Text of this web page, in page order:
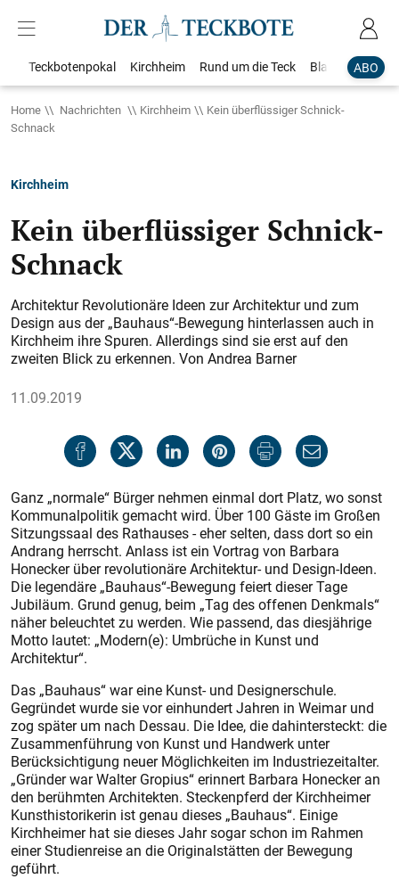
ABO
Teckbotenpokal Kirchheim Rund um die Teck Blaulicht
Home Nachrichten Kirchheim
Kein überflüssiger Schnick-
Schnack
Kirchheim
Kein überflüssiger Schnick-
Schnack
Architektur Revolutionäre Ideen zur Architektur und zum
Design aus der „Bauhaus“-Bewegung hinterlassen auch in
Kirchheim ihre Spuren. Allerdings sind sie erst auf den
zweiten Blick zu erkennen. Von Andrea Barner
11.09.2019
Ganz „normale“ Bürger nehmen einmal dort Platz, wo sonst
Kommunalpolitik gemacht wird. Über 100 Gäste im Großen
Sitzungssaal des Rathauses - eher selten, dass dort so ein
Andrang herrscht. Anlass ist ein Vortrag von Barbara
Honecker über revolutionäre Architektur- und Design-Ideen.
Die legendäre „Bauhaus“-Bewegung feiert dieser Tage
Jubiläum. Grund genug, beim „Tag des offenen Denkmals“
näher beleuchtet zu werden. Wie passend, das diesjährige
Motto lautet: „Modern(e): Umbrüche in Kunst und
Architektur“.
Das „Bauhaus“ war eine Kunst- und Designerschule.
Gegründet wurde sie vor einhundert Jahren in Weimar und
zog später um nach Dessau. Die Idee, die dahintersteckt: die
Zusammenführung von Kunst und Handwerk unter
Berücksichtigung neuer Möglichkeiten im Industriezeitalter.
„Gründer war Walter Gropius“ erinnert Barbara Honecker an
den berühmten Architekten. Steckenpferd der Kirchheimer
Kunsthistorikerin ist genau dieses „Bauhaus“. Einige
Kirchheimer hat sie dieses Jahr sogar schon im Rahmen
einer Studienreise an die Originalstätten der Bewegung
geführt.